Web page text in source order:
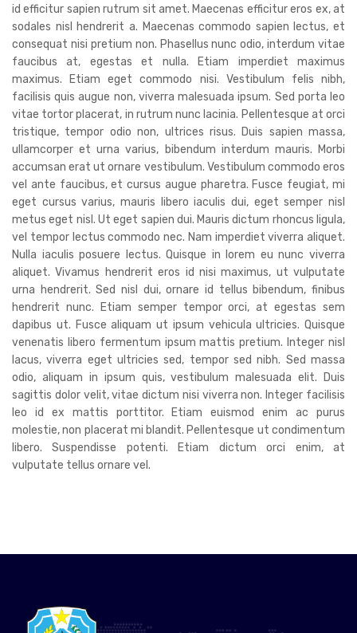
id efficitur sapien rutrum sit amet. Maecenas efficitur eros ex, at
sodales nisl hendrerit a. Maecenas commodo sapien lectus, et
consequat nisi pretium non. Phasellus nunc odio, interdum vitae
faucibus at, egestas et nulla. Etiam imperdiet maximus
maximus. Etiam eget commodo nisi. Vestibulum felis nibh,
facilisis quis augue non, viverra malesuada ipsum. Sed porta leo
vitae tortor placerat, in rutrum nunc lacinia. Pellentesque at orci
tristique, tempor odio non, ultrices risus. Duis sapien massa,
ullamcorper et urna varius, bibendum interdum mauris. Morbi
accumsan erat ut ornare vestibulum. Vestibulum commodo eros
vel ante faucibus, et cursus augue pharetra. Fusce feugiat, mi
eget cursus varius, mauris libero iaculis dui, eget semper nisl
metus eget nisl. Ut eget sapien dui. Mauris dictum rhoncus ligula,
vel tempor lectus commodo nec. Nam imperdiet viverra aliquet.
Nulla iaculis posuere lectus. Quisque in lorem eu nunc viverra
aliquet. Vivamus hendrerit eros id nisi maximus, ut vulputate
urna hendrerit. Sed nisl dui, ornare id tellus bibendum, finibus
hendrerit nunc. Etiam semper tempor orci, at egestas sem
dapibus ut. Fusce aliquam ut ipsum vehicula ultricies. Quisque
venenatis libero fermentum ipsum mattis pretium. Integer nisl
lacus, viverra eget ultricies sed, tempor sed nibh. Sed massa
odio, aliquam in ipsum quis, vestibulum malesuada elit. Duis
sagittis dolor velit, vitae dictum nisi viverra non. Integer facilisis
leo id ex mattis porttitor. Etiam euismod enim ac purus
molestie, non placerat mi blandit. Pellentesque ut condimentum
libero. Suspendisse potenti. Etiam dictum orci enim, at
vulputate tellus ornare vel.